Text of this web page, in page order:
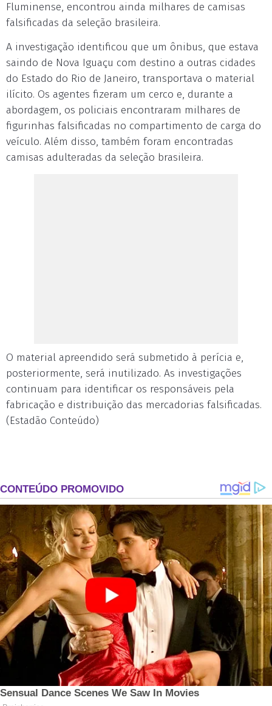
Fluminense, encontrou ainda milhares de camisas
falsificadas da seleção brasileira.
A investigação identificou que um ônibus, que estava
saindo de Nova Iguaçu com destino a outras cidades
do Estado do Rio de Janeiro, transportava o material
ilícito. Os agentes fizeram um cerco e, durante a
abordagem, os policiais encontraram milhares de
figurinhas falsificadas no compartimento de carga do
veículo. Além disso, também foram encontradas
camisas adulteradas da seleção brasileira.
O material apreendido será submetido à perícia e,
posteriormente, será inutilizado. As investigações
continuam para identificar os responsáveis pela
fabricação e distribuição das mercadorias falsificadas.
(Estadão Conteúdo)